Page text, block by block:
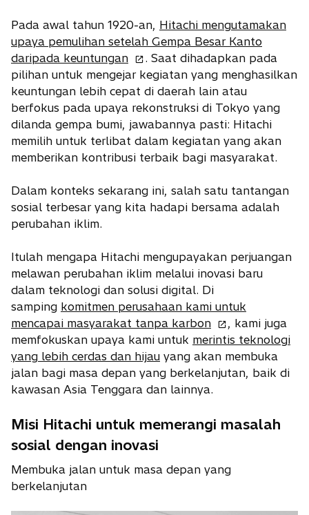
Pada awal tahun 1920-an, Hitachi mengutamakan
upaya pemulihan setelah Gempa Besar Kanto
daripada keuntungano
p
e
n
s
i
n
n
e
a
b
. Saat dihadapkan pada
pilihan untuk mengejar kegiatan yang menghasilkan
keuntungan lebih cepat di daerah lain atau
berfokus pada upaya rekonstruksi di Tokyo yang
dilanda gempa bumi, jawabannya pasti: Hitachi
memilih untuk terlibat dalam kegiatan yang akan
memberikan kontribusi terbaik bagi masyarakat.
Dalam konteks sekarang ini, salah satu tantangan
sosial terbesar yang kita hadapi bersama adalah
perubahan iklim.
Itulah mengapa Hitachi mengupayakan perjuangan
melawan perubahan iklim melalui inovasi baru
dalam teknologi dan solusi digital. Di
samping komitmen perusahaan kami untuk
mencapai masyarakat tanpa karbono
p
e
n
s
n
e
, kami juga
memfokuskan upaya kami untuk merintis teknologi
yang lebih cerdas dan hijau yang akan membuka
jalan bagi masa depan yang berkelanjutan, baik di
kawasan Asia Tenggara dan lainnya.
Misi Hitachi untuk memerangi masalah
sosial dengan inovasi
Membuka jalan untuk masa depan yang
berkelanjutan